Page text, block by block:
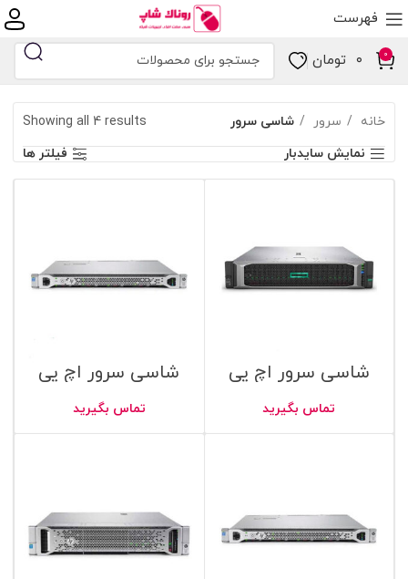
فهرست
0 ۰ تومان
خانه سرور شاسی سرور
Showing all 4 results
نمایش سایدبار
فیلتر ها
شاسی سرور اچ پی
تماس بگیرید
شاسی سرور اچ پی
مدل HPE ProLiant
DL360 G10
تماس بگیرید